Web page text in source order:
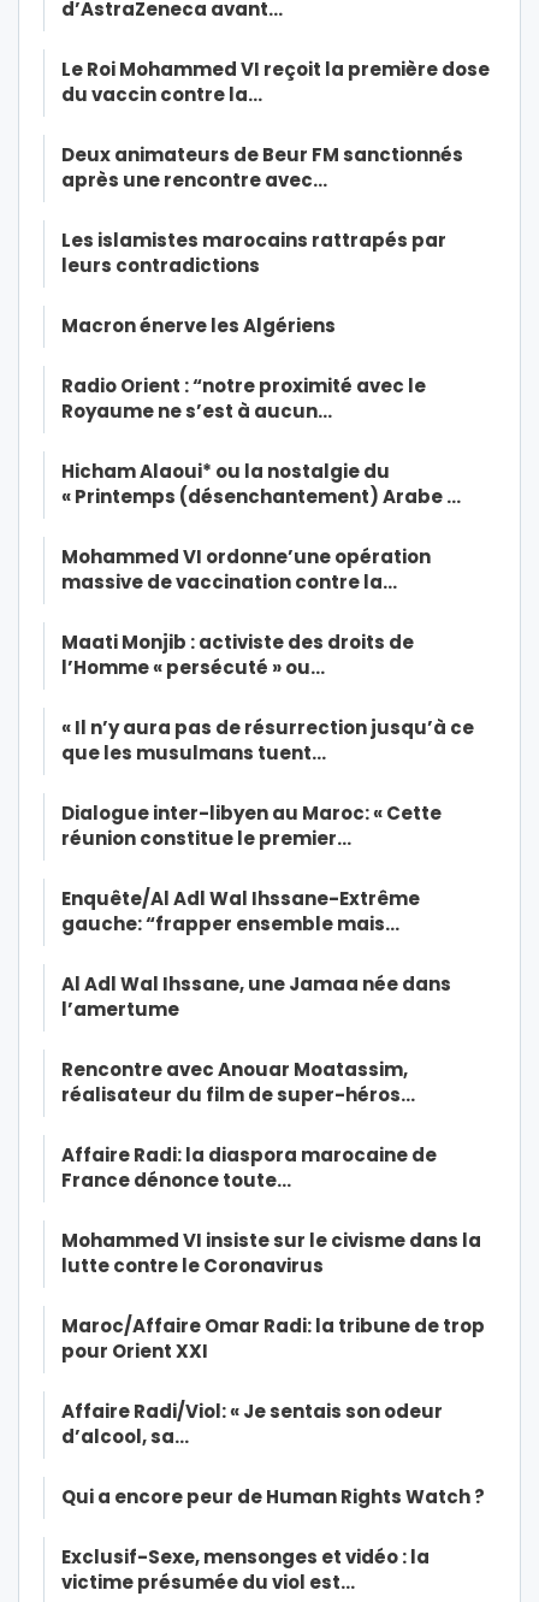
d’AstraZeneca avant…
Le Roi Mohammed VI reçoit la première dose
du vaccin contre la…
Deux animateurs de Beur FM sanctionnés
après une rencontre avec…
Les islamistes marocains rattrapés par
leurs contradictions
Macron énerve les Algériens
Radio Orient : “notre proximité avec le
Royaume ne s’est à aucun…
Hicham Alaoui* ou la nostalgie du
« Printemps (désenchantement) Arabe …
Mohammed VI ordonne’une opération
massive de vaccination contre la…
Maati Monjib : activiste des droits de
l’Homme « persécuté » ou…
« Il n’y aura pas de résurrection jusqu’à ce
que les musulmans tuent…
Dialogue inter-libyen au Maroc: « Cette
réunion constitue le premier…
Enquête/Al Adl Wal Ihssane-Extrême
gauche: “frapper ensemble mais…
Al Adl Wal Ihssane, une Jamaa née dans
l’amertume
Rencontre avec Anouar Moatassim,
réalisateur du film de super-héros…
Affaire Radi: la diaspora marocaine de
France dénonce toute…
Mohammed VI insiste sur le civisme dans la
lutte contre le Coronavirus
Maroc/Affaire Omar Radi: la tribune de trop
pour Orient XXI
Affaire Radi/Viol: « Je sentais son odeur
d’alcool, sa…
Qui a encore peur de Human Rights Watch ?
Exclusif-Sexe, mensonges et vidéo : la
victime présumée du viol est…